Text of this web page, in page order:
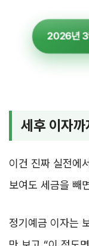
2026년 3
세후 이자
이건 진짜 실전에
보여도 세금을 빼
정기예금 이자는